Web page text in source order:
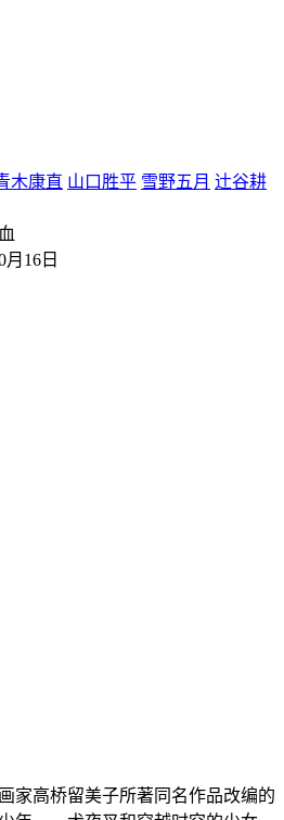
木康直 山口胜平 雪野五月 辻谷耕
月16日
家高桥留美子所著同名作品改编的